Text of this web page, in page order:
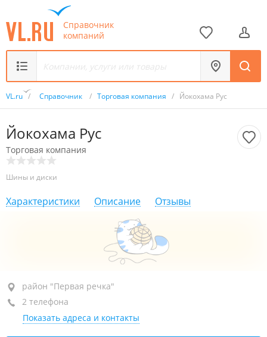
Справочник
компаний
VL.ru / Справочник / Торговая компания / Йокохама Рус
Йокохама Рус
Торговая компания
Шины и диски
Характеристики Описание Отзывы
район "Первая речка", пр-т Красного Знамени, 3
БЦ "Игнат", 10-й этаж
+7 (423) 246-83-80офис
район "Первая речка"
2 телефона
Показать адреса и контакты